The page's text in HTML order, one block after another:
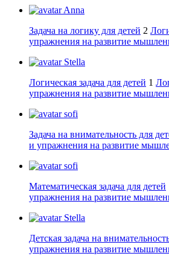
Anna
Задача на логику для детей 2
упражнения на развитие
Stella
Логическая задача для детей 1
упражнения на развитие
sofi
Задача на внимательность для
и упражнения на развитие
sofi
Математическая задача для детей
упражнения на развитие
Stella
Детская задача на
упражнения на развитие